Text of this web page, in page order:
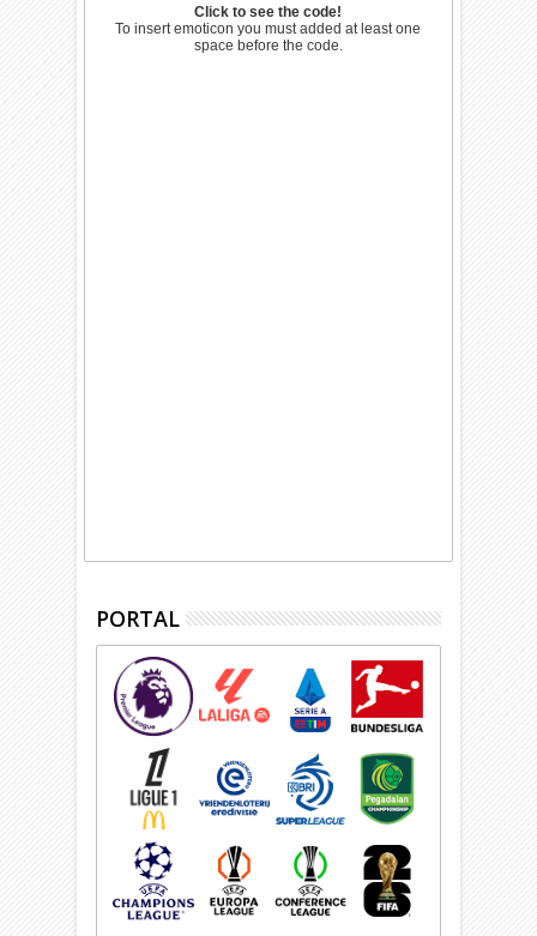
Click to see the code!
To insert emoticon you must added at least one
space before the code.
PORTAL